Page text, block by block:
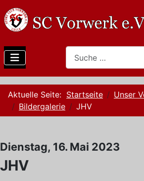
Search
Aktuelle Seite: Startseite
Unser
Bildergalerie
JHV
Dienstag, 16. Mai 2023
JHV